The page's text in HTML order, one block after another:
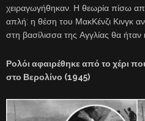
χειραγωγήθηκαν. Η θεωρία πίσω
απλή: η θέση του ΜακΚένζι Κινγκ
στη βασίλισσα της Αγγλίας θα ήταν
Ρολόι αφαιρέθηκε από το χέρι
στο Βερολίνο (1945)